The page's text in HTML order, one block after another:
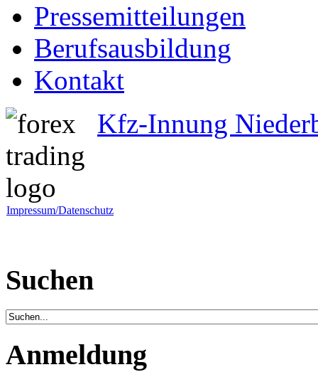
Pressemitteilungen
Berufsausbildung
Kontakt
Kfz-Innung
Impressum/Datenschutz
Suchen
Anmeldung